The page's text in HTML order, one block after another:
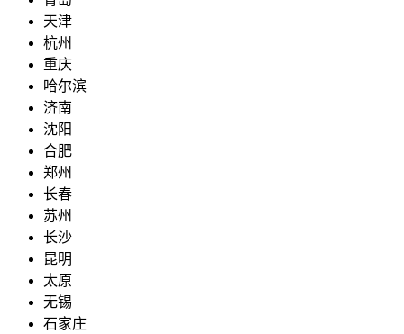
天津
杭州
重庆
哈尔滨
济南
沈阳
合肥
郑州
长春
苏州
长沙
昆明
太原
无锡
石家庄